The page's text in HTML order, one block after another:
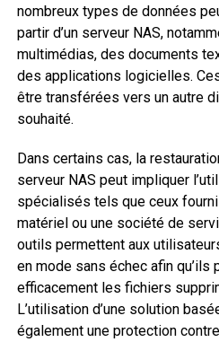
nombreux types de données
partir d’un serveur NAS,
multimédias, des documents
des applications logicielles.
être transférées vers un autre
souhaité.
Dans certains cas, la
serveur NAS peut impliquer
spécialisés tels que ceux
matériel ou une société de
outils permettent aux
en mode sans échec afin qu’ils
efficacement les fichiers
L’utilisation d’une solution
également une protection